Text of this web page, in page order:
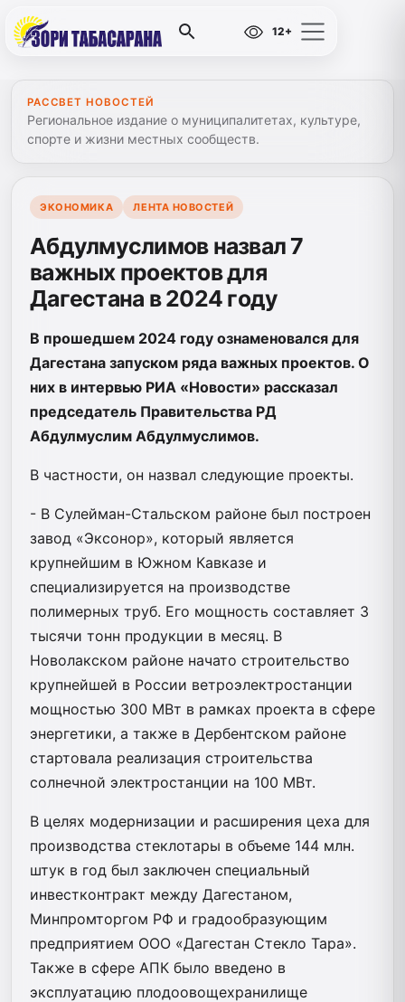
12+
РАССВЕТ НОВОСТЕЙ
Региональное издание о муниципалитетах, культуре,
спорте и жизни местных сообществ.
ЭКОНОМИКА ЛЕНТА НОВОСТЕЙ
Абдулмуслимов назвал 7
важных проектов для
Дагестана в 2024 году
В прошедшем 2024 году ознаменовался для
Дагестана запуском ряда важных проектов. О
них в интервью РИА «Новости» рассказал
председатель Правительства РД
Абдулмуслим Абдулмуслимов.
В частности, он назвал следующие проекты.
- В Сулейман-Стальском районе был построен
завод «Эксонор», который является
крупнейшим в Южном Кавказе и
специализируется на производстве
полимерных труб. Его мощность составляет 3
тысячи тонн продукции в месяц. В
Новолакском районе начато строительство
крупнейшей в России ветроэлектростанции
мощностью 300 МВт в рамках проекта в сфере
энергетики, а также в Дербентском районе
стартовала реализация строительства
солнечной электростанции на 100 МВт.
В целях модернизации и расширения цеха для
производства стеклотары в объеме 144 млн.
штук в год был заключен специальный
инвестконтракт между Дагестаном,
Минпромторгом РФ и градообразующим
предприятием ООО «Дагестан Стекло Тара».
Также в сфере АПК было введено в
эксплуатацию плодоовощехранилище